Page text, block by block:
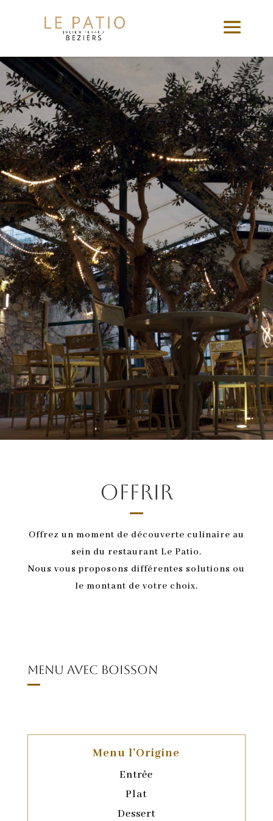
Offrir
Offrez un moment de découverte culinaire au
sein du restaurant Le Patio.
Nous vous proposons différentes solutions ou
le montant de votre choix.
Menu avec boisson
Menu l'Origine
Entrée
Plat
Dessert